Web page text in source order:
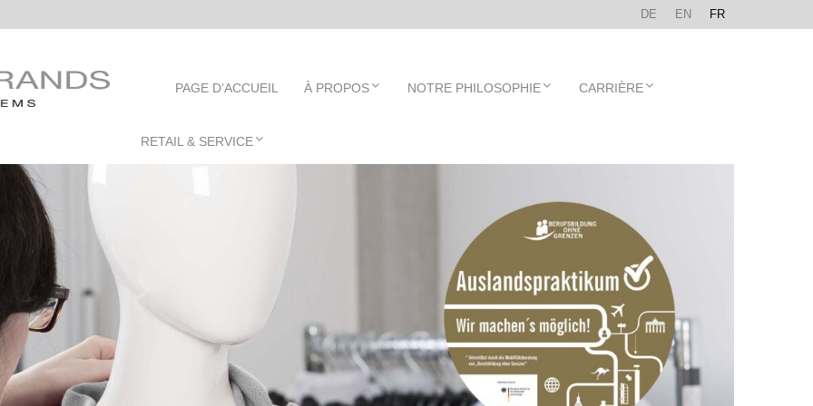
DE EN FR
PAGE D’ACCUEIL À PROPOS NOTRE PHILOSOPHIE CARRIÈRE
RETAIL & SERVICE